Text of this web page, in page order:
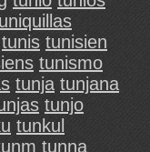
tunis tunisien
tunismo
tunja tunjana
tunjo
tunkul
tunna